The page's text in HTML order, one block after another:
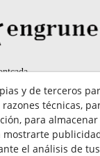
(Barcelona)
y de terceros
técnicas,
para
mostrarte
el análisis de